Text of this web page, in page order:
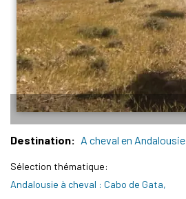
Destination A cheval en Andalousie
Sélection thématique
Andalousie à cheval : Cabo de Gata